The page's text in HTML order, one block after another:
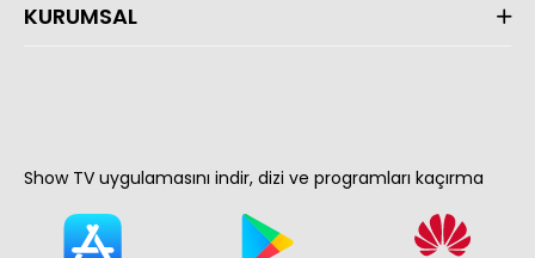
KURUMSAL
Show TV uygulamasını indir, dizi ve programları kaçırma